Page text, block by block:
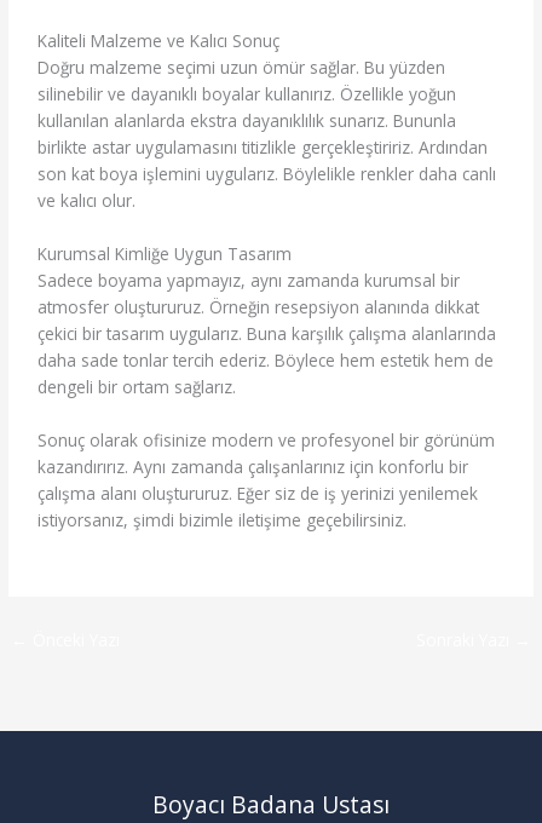
Kaliteli Malzeme ve Kalıcı Sonuç
Doğru malzeme seçimi uzun ömür sağlar. Bu yüzden
silinebilir ve dayanıklı boyalar kullanırız. Özellikle yoğun
kullanılan alanlarda ekstra dayanıklılık sunarız. Bununla
birlikte astar uygulamasını titizlikle gerçekleştiririz. Ardından
son kat boya işlemini uygularız. Böylelikle renkler daha canlı
ve kalıcı olur.
Kurumsal Kimliğe Uygun Tasarım
Sadece boyama yapmayız, aynı zamanda kurumsal bir
atmosfer oluştururuz. Örneğin resepsiyon alanında dikkat
çekici bir tasarım uygularız. Buna karşılık çalışma alanlarında
daha sade tonlar tercih ederiz. Böylece hem estetik hem de
dengeli bir ortam sağlarız.
Sonuç olarak ofisinize modern ve profesyonel bir görünüm
kazandırırız. Aynı zamanda çalışanlarınız için konforlu bir
çalışma alanı oluştururuz. Eğer siz de iş yerinizi yenilemek
istiyorsanız, şimdi bizimle iletişime geçebilirsiniz.
Boyacı Badana Ustası